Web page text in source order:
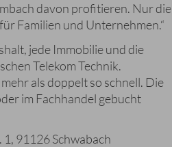
davon profitieren. Nur die
Familien und Unternehmen.“
jede Immobilie und die
Telekom Technik.
als doppelt so schnell. Die
im Fachhandel gebucht
91126 Schwabach